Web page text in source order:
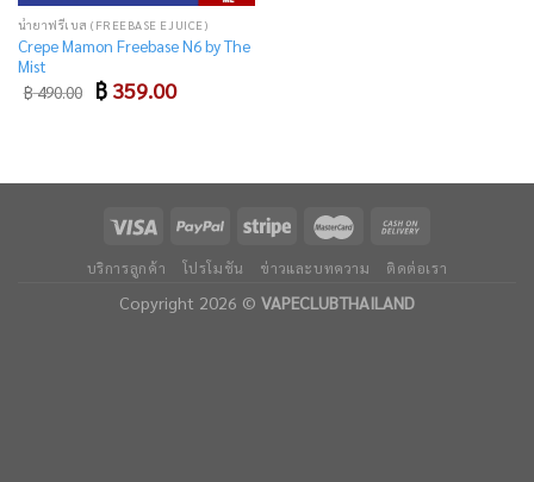
น้ำยาฟรีเบส (FREEBASE EJUICE)
Crepe Mamon Freebase N6 by The
Mist
฿490.00 Original
price
฿ 359.00Current
price
บริการลูกค้า โปรโมชัน ข่าวและบทความ ติดต่อเรา
Copyright 2026 © VAPECLUBTHAILAND